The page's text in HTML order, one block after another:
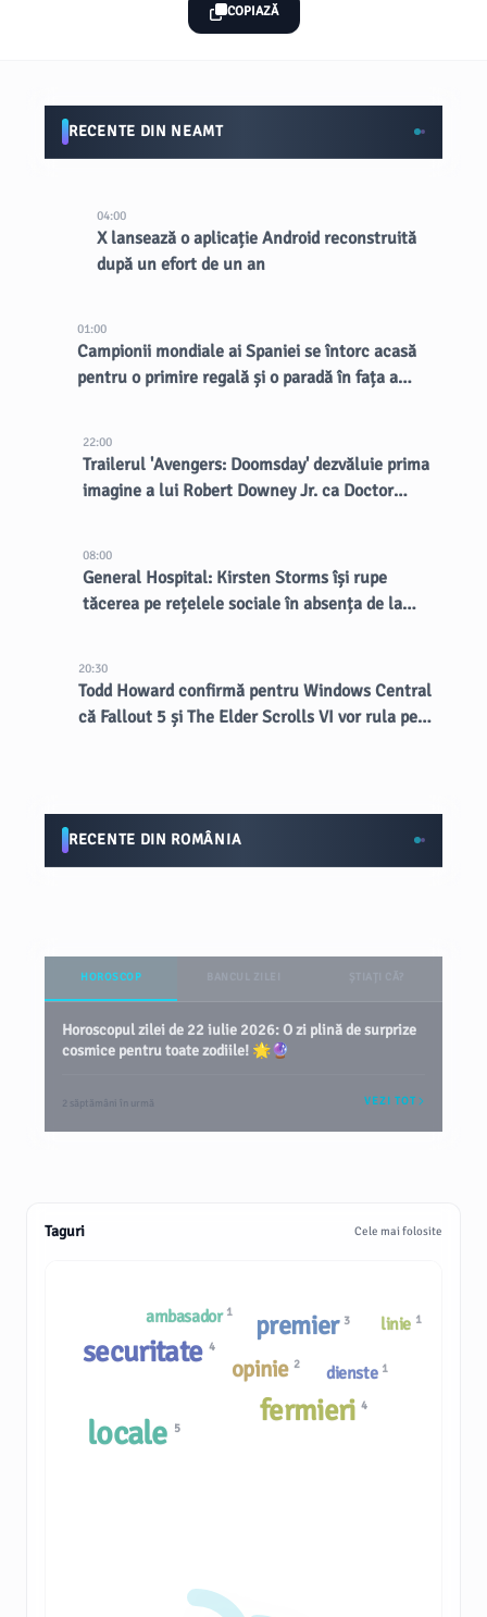
COPIAZĂ
RECENTE DIN NEAMT
04:00
X lansează o aplicație Android reconstruită
după un efort de un an
01:00
Campionii mondiale ai Spaniei se întorc acasă
pentru o primire regală și o paradă în fața a
22:00
Trailerul 'Avengers: Doomsday' dezvăluie prima
imagine a lui Robert Downey Jr. ca Doctor
08:00
General Hospital: Kirsten Storms își rupe
tăcerea pe rețelele sociale în absența de la
20:30
Todd Howard confirmă pentru Windows Central
că Fallout 5 și The Elder Scrolls VI vor rula pe
RECENTE DIN ROMÂNIA
HOROSCOP
Horoscopul zilei de 22 iulie 2026: O zi plină de surprize
cosmice pentru toate zodiile! 🌟🔮
2 săptămâni în urmă VEZI TOT
Taguri Cele mai folosite
opinie 2
locale 5
dienste 1
ambasador 1
linie 1
fermieri 4
premier 3
securitate 4